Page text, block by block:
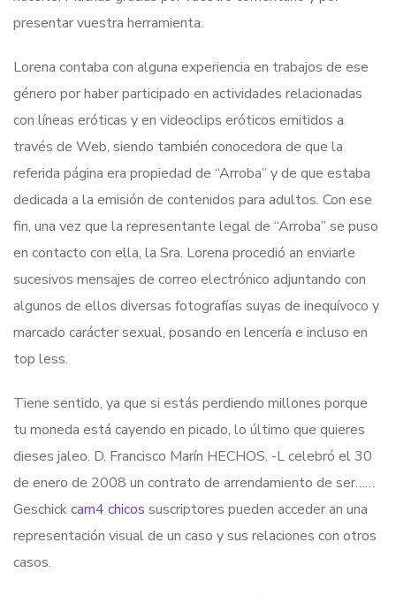
presentar vuestra herramienta.
Lorena contaba con alguna experiencia en trabajos de ese
género por haber participado en actividades relacionadas
con líneas eróticas y en videoclips eróticos emitidos a
través de Web, siendo también conocedora de que la
referida página era propiedad de “Arroba” y de que estaba
dedicada a la emisión de contenidos para adultos. Con ese
fin, una vez que la representante legal de “Arroba” se puso
en contacto con ella, la Sra. Lorena procedió an enviarle
sucesivos mensajes de correo electrónico adjuntando con
algunos de ellos diversas fotografías suyas de inequívoco y
marcado carácter sexual, posando en lencería e incluso en
top less.
Tiene sentido, ya que si estás perdiendo millones porque
tu moneda está cayendo en picado, lo último que quieres
dieses jaleo. D. Francisco Marín HECHOS. -L celebró el 30
de enero de 2008 un contrato de arrendamiento de ser……
Geschickcam4 chicos suscriptores pueden acceder an una
representación visual de un caso y sus relaciones con otros
casos.